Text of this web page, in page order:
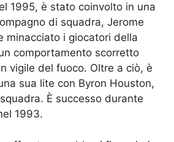
1995, è stato coinvolto in una
di squadra, Jerome
minacciato i giocatori della
comportamento scorretto
vigile del fuoco. Oltre a ciò, è
sua lite con Byron Houston,
È successo durante
1993.